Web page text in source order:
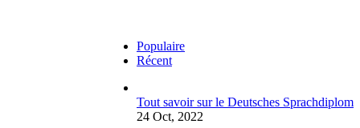
Populaire
Récent
Tout savoir sur le Deutsches Sprachdiplom
24 Oct, 2022